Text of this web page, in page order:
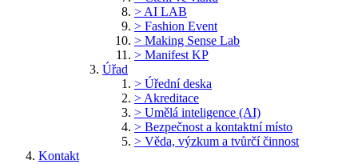
> AI LAB
> Fashion Event
> Making Sense Lab
> Manifest KP
Úřad
> Úřední deska
> Akreditace
> Umělá inteligence (AI)
> Bezpečnost a kontaktní místo
> Věda, výzkum a tvůrčí činnost
Kontakt